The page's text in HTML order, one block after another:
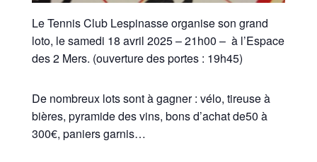
Le Tennis Club Lespinasse organise son grand
loto, le samedi 18 avril 2025 – 21h00 – à l’Espace
des 2 Mers. (ouverture des portes : 19h45)
De nombreux lots sont à gagner : vélo, tireuse à
bières, pyramide des vins, bons d’achat de50 à
300€, paniers garnis…